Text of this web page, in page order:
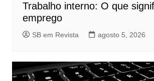
Trabalho interno: O que
emprego
SB em Revista agosto 5, 2026